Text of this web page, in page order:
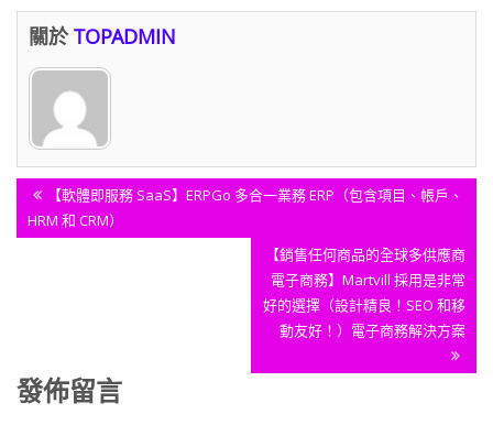
關於
文
章
Previous
Post:
【軟體即服務 SaaS】ERPGo 多合一業務 ERP（包含項目、帳戶、
HRM 和 CRM）
Next
Post:
【銷售任何商品的全球多供應商
電子商務】Martvill 採用是非常
好的選擇（設計精良！SEO 和移
動友好！）電子商務解決方案
發佈留言